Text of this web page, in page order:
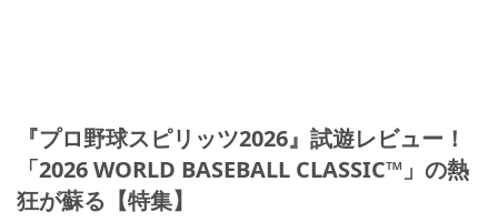
『プロ野球スピリッツ2026』試遊レビュー！
「2026 WORLD BASEBALL CLASSIC™」の熱
狂が蘇る【特集】